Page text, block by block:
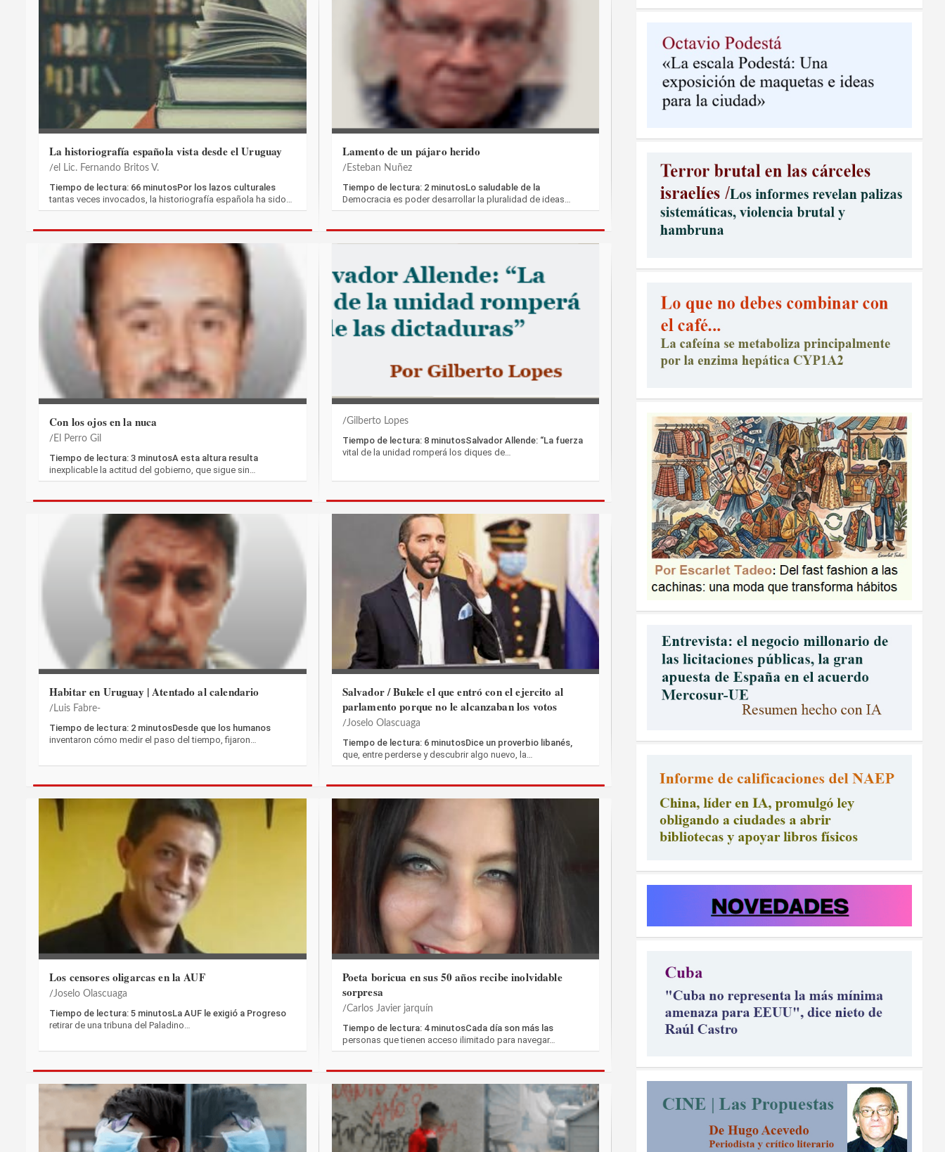
La historiografía española vista desde el Uruguay
el Lic. Fernando Britos V.
Tiempo de lectura: 66 minutosPor los lazos culturales
tantas veces invocados, la historiografía española ha sido…
Lamento de un pájaro herido
Esteban Nuñez
Tiempo de lectura: 2 minutosLo saludable de la
Democracia es poder desarrollar la pluralidad de ideas…
Con los ojos en la nuca
El Perro Gil
Tiempo de lectura: 3 minutosA esta altura resulta
inexplicable la actitud del gobierno, que sigue sin…
Gilberto Lopes
Tiempo de lectura: 8 minutosSalvador Allende: “La fuerza
vital de la unidad romperá los diques de…
Habitar en Uruguay | Atentado al calendario
Luis Fabre-
Tiempo de lectura: 2 minutosDesde que los humanos
inventaron cómo medir el paso del tiempo, fijaron…
Salvador / Bukele el que entró con el ejercito al
parlamento porque no le alcanzaban los votos
Joselo Olascuaga
Tiempo de lectura: 6 minutosDice un proverbio libanés,
que, entre perderse y descubrir algo nuevo, la…
Los censores oligarcas en la AUF
Joselo Olascuaga
Tiempo de lectura: 5 minutosLa AUF le exigió a Progreso
retirar de una tribuna del Paladino…
Poeta boricua en sus 50 años recibe inolvidable
sorpresa
Carlos Javier jarquín
Tiempo de lectura: 4 minutosCada día son más las
personas que tienen acceso ilimitado para navegar…